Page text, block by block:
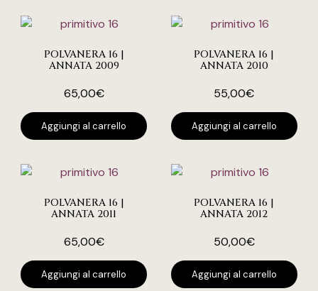
POLVANERA 16 |
ANNATA 2009
65,00€
Aggiungi al carrello
POLVANERA 16 |
ANNATA 2010
55,00€
Aggiungi al carrello
POLVANERA 16 |
ANNATA 2011
65,00€
Aggiungi al carrello
POLVANERA 16 |
ANNATA 2012
50,00€
Aggiungi al carrello